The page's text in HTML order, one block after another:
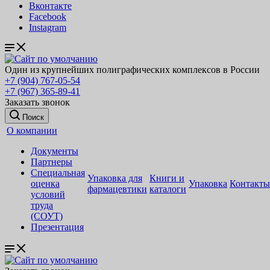
Вконтакте
Facebook
Instagram
Один из крупнейших полиграфических комплексов в России
+7 (904) 767-05-54
+7 (967) 365-89-41
Заказать звонок
Поиск
О компании
Документы
Партнеры
Специальная
оценка
условий
труда
(СОУТ)
Презентация
Упаковка для
фармацевтики
Книги и
каталоги
Упаковка Контакты